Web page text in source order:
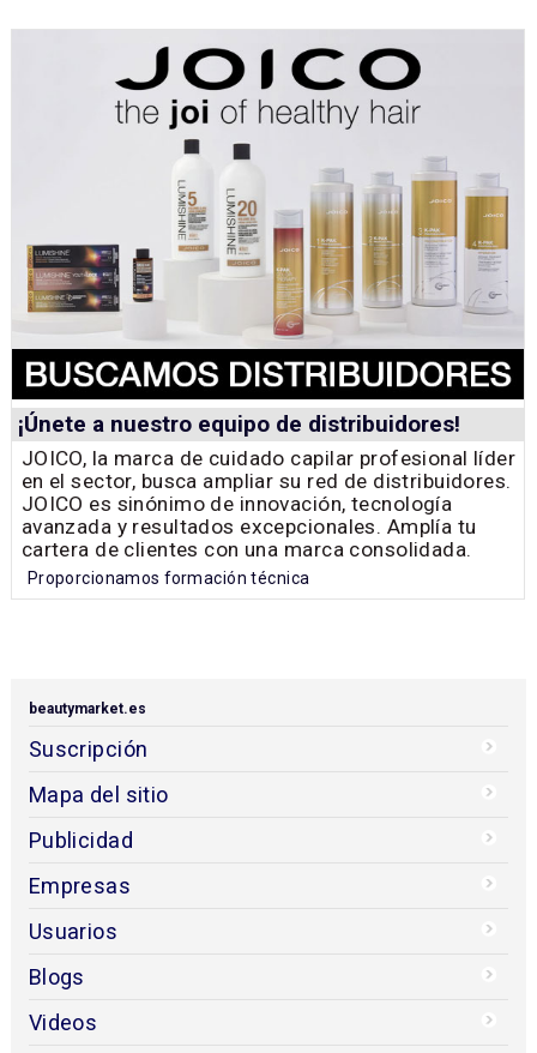
¡Únete a nuestro equipo de distribuidores!
JOICO, la marca de cuidado capilar profesional líder
en el sector, busca ampliar su red de distribuidores.
JOICO es sinónimo de innovación, tecnología
avanzada y resultados excepcionales. Amplía tu
cartera de clientes con una marca consolidada.
Proporcionamos formación técnica
beautymarket.es
Suscripción
Mapa del sitio
Publicidad
Empresas
Usuarios
Blogs
Videos